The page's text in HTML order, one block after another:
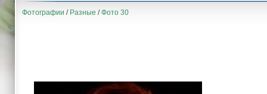
Фотографии / Разные /Фото 30